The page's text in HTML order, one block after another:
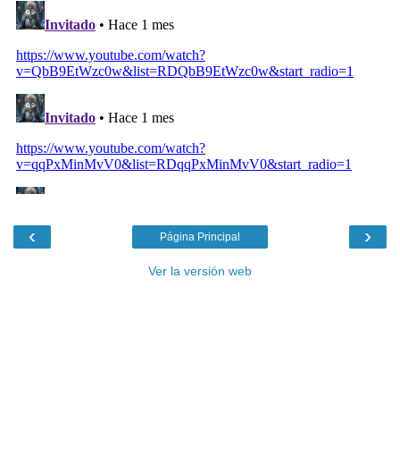
‹ ›
Página Principal
Ver la versión web